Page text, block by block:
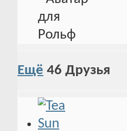
Ещё 46 Друзья